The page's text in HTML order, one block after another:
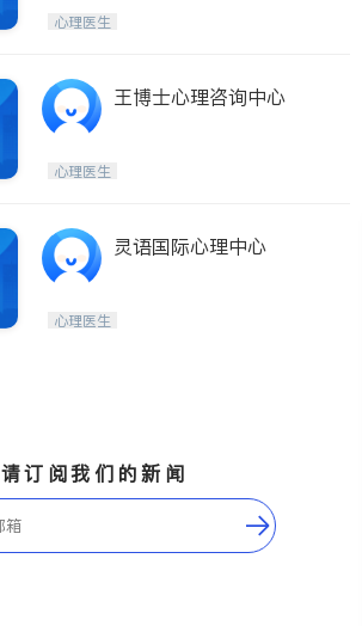
心理医生
王博士心理咨询中心
心理医生
灵语国际心理中心
心理医生
请订阅我们的新闻